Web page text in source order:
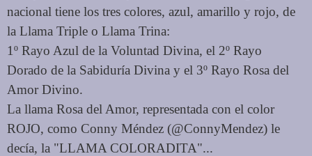
nacional tiene los tres colores, azul, amarillo y rojo, de
la Llama Triple o Llama Trina:
1º Rayo Azul de la Voluntad Divina, el 2º Rayo
Dorado de la Sabiduría Divina y el 3º Rayo Rosa del
Amor Divino.
La llama Rosa del Amor, representada con el color
ROJO, como Conny Méndez (@ConnyMendez) le
decía, la "LLAMA COLORADITA"...